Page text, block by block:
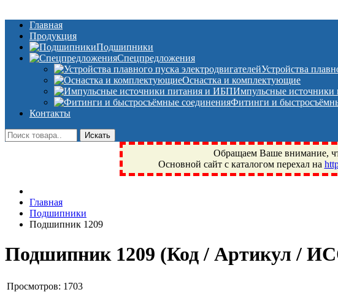
Главная
Продукция
Подшипники
Спецпредложения
Устройства
Оснастка и комплектующие
Импульсные
Фитинги и
Контакты
Обращаем Ваше внимание,
Основной сайт с каталогом перехал на
Фрязино, Антал+, плюс, Свердловский, Загорянский, Юбилейный,
техника, сварочные аппараты, NIS, NSK, JED, KPT, NXZ, ГПЗ, Neutral,
NTN, SKF, купить, заказать
Главная
Подшипники
Подшипник 1209
Подшипник 1209 (Код / Артикул /
Просмотров: 1703